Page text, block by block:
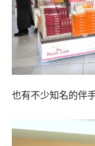
也有不少知名的伴